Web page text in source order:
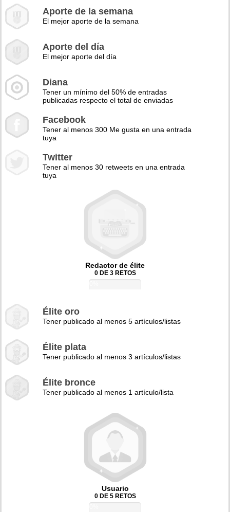
Aporte de la semana
El mejor aporte de la semana
Aporte del día
El mejor aporte del día
Diana
Tener un mínimo del 50% de entradas
publicadas respecto el total de enviadas
Facebook
Tener al menos 300 Me gusta en una entrada
tuya
Twitter
Tener al menos 30 retweets en una entrada
tuya
Redactor de élite
0 DE 3 RETOS
Élite oro
Tener publicado al menos 5 artículos/listas
Élite plata
Tener publicado al menos 3 artículos/listas
Élite bronce
Tener publicado al menos 1 artículo/lista
Usuario
0 DE 5 RETOS